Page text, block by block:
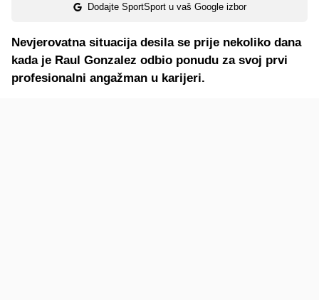
Dodajte SportSport u vaš Google izbor
Nevjerovatna situacija desila se prije nekoliko dana
kada je Raul Gonzalez odbio ponudu za svoj prvi
profesionalni angažman u karijeri.